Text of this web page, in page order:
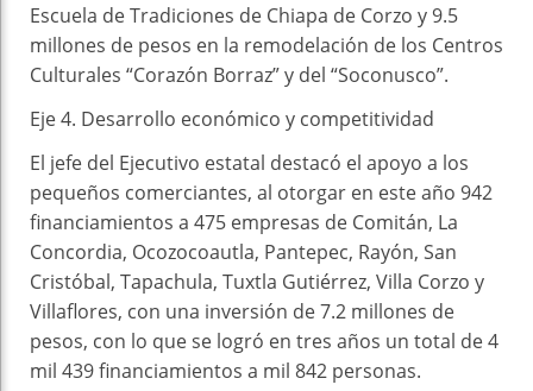
Escuela de Tradiciones de Chiapa de Corzo y 9.5
millones de pesos en la remodelación de los Centros
Culturales “Corazón Borraz” y del “Soconusco”.
Eje 4. Desarrollo económico y competitividad
El jefe del Ejecutivo estatal destacó el apoyo a los
pequeños comerciantes, al otorgar en este año 942
financiamientos a 475 empresas de Comitán, La
Concordia, Ocozocoautla, Pantepec, Rayón, San
Cristóbal, Tapachula, Tuxtla Gutiérrez, Villa Corzo y
Villaflores, con una inversión de 7.2 millones de
pesos, con lo que se logró en tres años un total de 4
mil 439 financiamientos a mil 842 personas.